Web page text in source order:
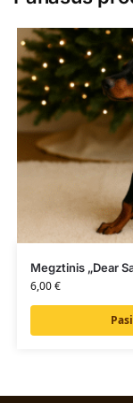
Megztinis „Dear
6,00€